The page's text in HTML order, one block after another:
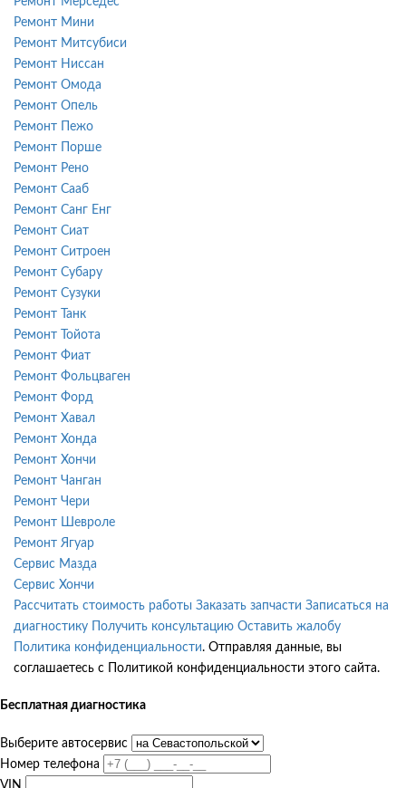
Ремонт Мини
Ремонт Митсубиси
Ремонт Ниссан
Ремонт Омода
Ремонт Опель
Ремонт Пежо
Ремонт Порше
Ремонт Рено
Ремонт Сааб
Ремонт Санг Енг
Ремонт Сиат
Ремонт Ситроен
Ремонт Субару
Ремонт Сузуки
Ремонт Танк
Ремонт Тойота
Ремонт Фиат
Ремонт Фольцваген
Ремонт Форд
Ремонт Хавал
Ремонт Хонда
Ремонт Хончи
Ремонт Чанган
Ремонт Чери
Ремонт Шевроле
Ремонт Ягуар
Сервис Мазда
Сервис Хончи
Рассчитать стоимость работы Заказать запчасти Записаться на
диагностику
Получить консультацию Оставить жалобу
Политика конфиденциальности. Отправляя данные, вы
соглашаетесь с Политикой конфиденциальности этого сайта.
Бесплатная диагностика
Выберите автосервис
Номер телефона
VIN